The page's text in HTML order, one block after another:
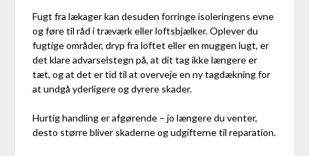
Fugt fra lækager kan desuden forringe isoleringens evne
og føre til råd i træværk eller loftsbjælker. Oplever du
fugtige områder, dryp fra loftet eller en muggen lugt, er
det klare advarselstegn på, at dit tag ikke længere er
tæt, og at det er tid til at overveje en ny tagdækning for
at undgå yderligere og dyrere skader.
Hurtig handling er afgørende – jo længere du venter,
desto større bliver skaderne og udgifterne til reparation.